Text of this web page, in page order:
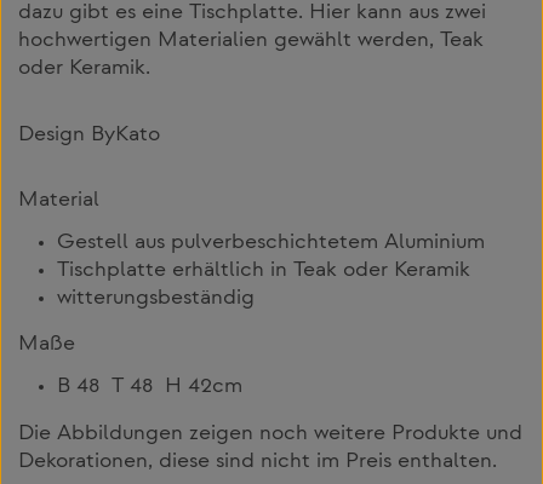
dazu gibt es eine Tischplatte. Hier kann aus zwei
hochwertigen Materialien gewählt werden, Teak
oder Keramik.
Design ByKato
Material
Gestell aus pulverbeschichtetem Aluminium
Tischplatte erhältlich in Teak oder Keramik
witterungsbeständig
Maße
B 48 T 48 H 42cm
Die Abbildungen zeigen noch weitere Produkte und
Dekorationen, diese sind nicht im Preis enthalten.